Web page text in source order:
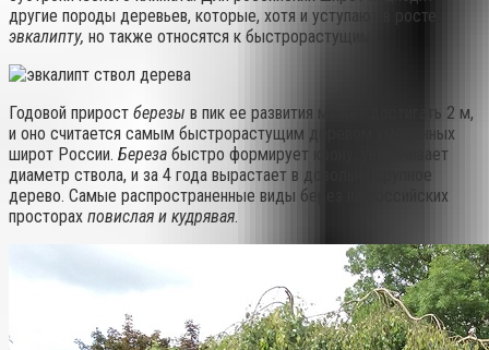
другие породы деревьев, которые, хотя и уступают в росте
эвкалипту, но также относятся к быстрорастущим.
Годовой прирост березы в пик ее развития может достигать 2 м,
и оно считается самым быстрорастущим деревом умеренных
широт России. Береза быстро формирует крону, увеличивает
диаметр ствола, и за 4 года вырастает в довольно крупное
дерево. Самые распространенные виды берез на российских
просторах повислая и кудрявая.